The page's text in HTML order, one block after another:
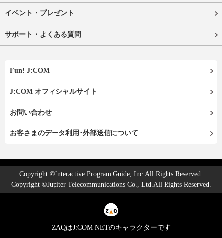
イベント・プレゼント
サポート・よくある質問
Fun! J:COM
J:COM オフィシャルサイト
お問い合わせ
お客さまのデータ利用･外部送信について
Copyright ©Interactive Program Guide, Inc.All Rights Reserved.
Copyright ©Jupiter Telecommunications Co., Ltd.All Rights Reserved.
ZAQはJ:COM NETのキャラクターです